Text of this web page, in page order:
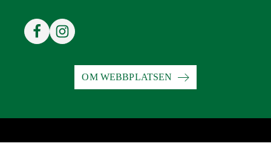
OM WEBBPLATSEN